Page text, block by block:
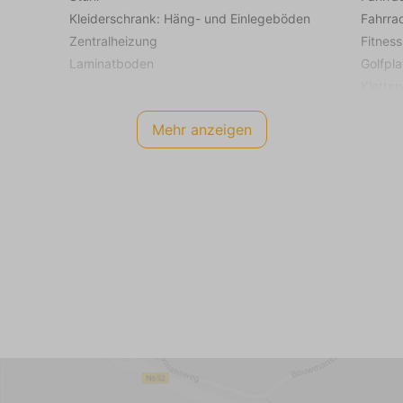
Kleiderschrank: Häng- und Einlegeböden
Zentralheizung
Laminatboden
Matratzenmaß von 90 x 200 (2)
Fußbodenheizung
Mehr anzeigen